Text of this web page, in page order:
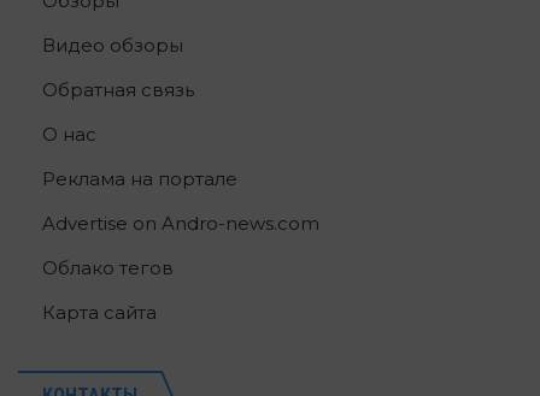
Видео обзоры
Обратная связь
О нас
Реклама на портале
Advertise on Andro-news.com
Облако тегов
Карта сайта